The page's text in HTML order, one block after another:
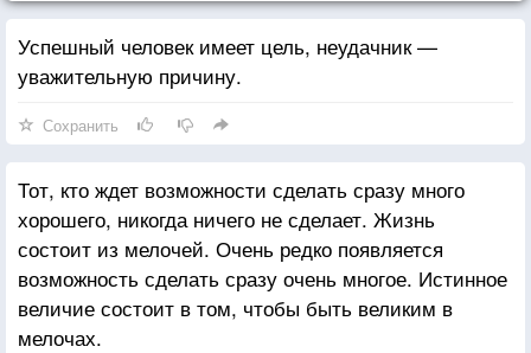
Успешный человек имеет цель, неудачник —
уважительную причину.
Сохранить
Тот, кто ждет возможности сделать сразу много
хорошего, никогда ничего не сделает. Жизнь
состоит из мелочей. Очень редко появляется
возможность сделать сразу очень многое. Истинное
величие состоит в том, чтобы быть великим в
мелочах.